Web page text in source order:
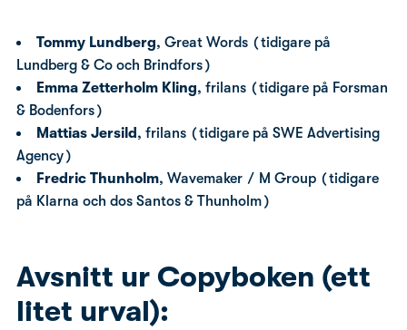
Tommy Lundberg, Great Words (tidigare på
Lundberg & Co och Brindfors)
Emma Zetterholm Kling, frilans (tidigare på Forsman
& Bodenfors)
Mattias Jersild , frilans (tidigare på SWE Advertising
Agency)
Fredric Thunholm, Wavemaker / M Group (tidigare
på Klarna och dos Santos & Thunholm)
Avsnitt ur Copyboken (ett
litet urval):